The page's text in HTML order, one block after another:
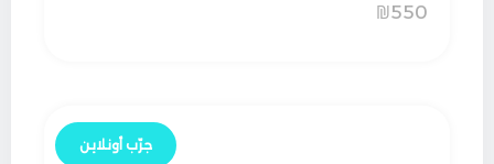
₪550
جرّب أونلاين